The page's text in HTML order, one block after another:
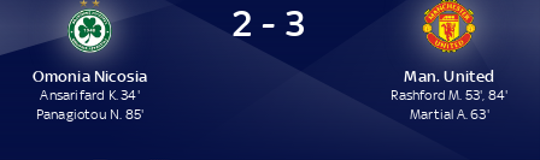
Omonia Nicosia
Ansarifard K. 34'
Panagiotou N. 85'
2 - 3
Man. United
Rashford M. 53', 84'
Martial A. 63'